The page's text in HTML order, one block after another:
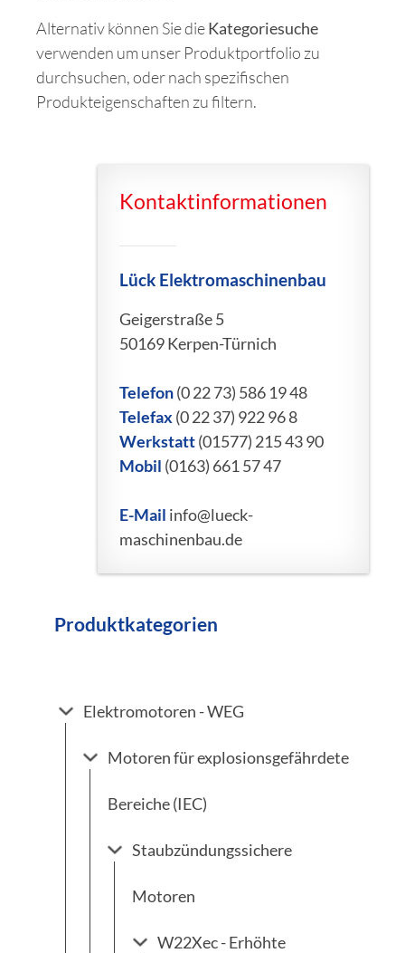
Alternativ können Sie dieKategorie­suche
verwenden um unser Produktportfolio zu
durchsuchen, oder nach spezifischen
Produkteigenschaften zu filtern.
Kontaktinformationen
Lück Elektromaschinenbau
Geigerstraße 5
50169 Kerpen-Türnich
Telefon(0 22 73) 586 19 48
Telefax(0 22 37) 922 96 8
Werkstatt(01577) 215 43 90
Mobil (0163) 661 57 47
E-Mail info@lueck-
maschinenbau.de
Produktkategorien
Elektromotoren - WEG
Motoren für explosionsgefährdete
Bereiche (IEC)
Staubzündungssichere
Motoren
W22Xec - Erhöhte